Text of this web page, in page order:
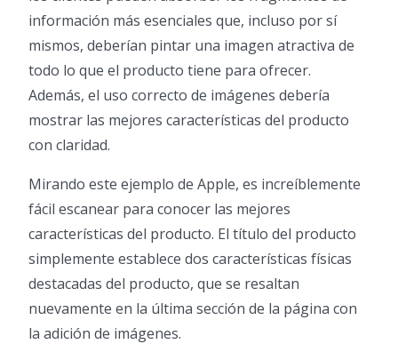
información más esenciales que, incluso por sí
mismos, deberían pintar una imagen atractiva de
todo lo que el producto tiene para ofrecer.
Además, el uso correcto de imágenes debería
mostrar las mejores características del producto
con claridad.
Mirando este ejemplo de Apple, es increíblemente
fácil escanear para conocer las mejores
características del producto. El título del producto
simplemente establece dos características físicas
destacadas del producto, que se resaltan
nuevamente en la última sección de la página con
la adición de imágenes.